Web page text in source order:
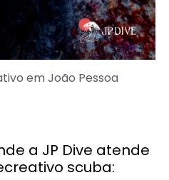
em João Pessoa
a JP Dive atende
scuba: